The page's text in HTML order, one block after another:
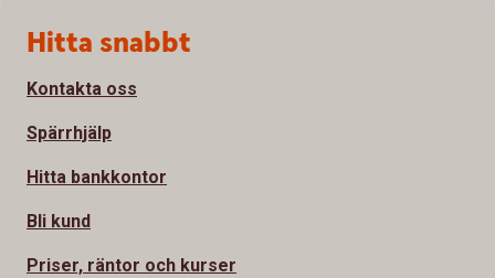
Sidfot
Hitta snabbt
Kontakta oss
Spärrhjälp
Hitta bankkontor
Bli kund
Priser, räntor och kurser